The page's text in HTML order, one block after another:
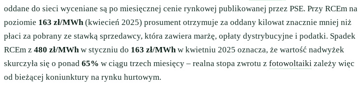
oddane do sieci wyceniane są po miesięcznej cenie rynkowej publikowanej przez PSE. Przy RCEm na
poziomie 163 zł/MWh(kwiecień 2025) prosument otrzymuje za oddany kilowat znacznie mniej niż
płaci za pobrany ze stawką sprzedawcy, która zawiera marżę, opłaty dystrybucyjne i podatki. Spadek
RCEm z 480 zł/MWhw styczniu do 163 zł/MWhw kwietniu 2025 oznacza, że wartość nadwyżek
skurczyła się o ponad 65% w ciągu trzech miesięcy – realna stopa zwrotu z fotowoltaiki zależy więc
od bieżącej koniunktury na rynku hurtowym.